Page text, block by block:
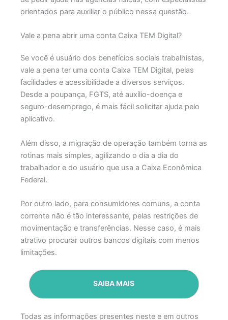
orientados para auxiliar o público nessa questão.
Vale a pena abrir uma conta Caixa TEM Digital?
Se você é usuário dos benefícios sociais trabalhistas,
vale a pena ter uma conta Caixa TEM Digital, pelas
facilidades e acessibilidade a diversos serviços.
Desde a poupança, FGTS, até auxílio-doença e
seguro-desemprego, é mais fácil solicitar ajuda pelo
aplicativo.
Além disso, a migração de operação também torna as
rotinas mais simples, agilizando o dia a dia do
trabalhador e do usuário que usa a Caixa Econômica
Federal.
Por outro lado, para consumidores comuns, a conta
corrente não é tão interessante, pelas restrições de
movimentação e transferências. Nesse caso, é mais
atrativo procurar outros bancos digitais com menos
limitações.
SAIBA MAIS
Todas as informações presentes neste e em outros